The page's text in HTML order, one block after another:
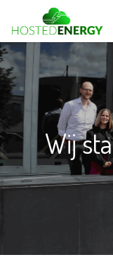
Wij